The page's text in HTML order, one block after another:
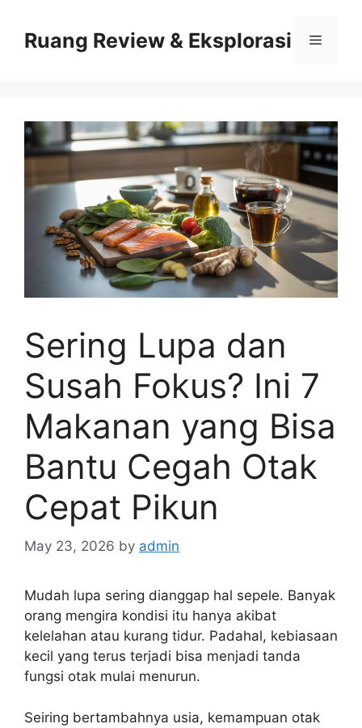
contentRuang Review & Eksplorasi Menu
Sering Lupa dan
Susah Fokus? Ini 7
Makanan yang Bisa
Bantu Cegah Otak
Cepat Pikun
May 23, 2026 by admin
Mudah lupa sering dianggap hal sepele. Banyak
orang mengira kondisi itu hanya akibat
kelelahan atau kurang tidur. Padahal, kebiasaan
kecil yang terus terjadi bisa menjadi tanda
fungsi otak mulai menurun.
Seiring bertambahnya usia, kemampuan otak